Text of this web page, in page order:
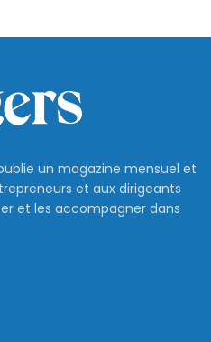
un magazine mensuel et
et aux dirigeants
et les accompagner dans